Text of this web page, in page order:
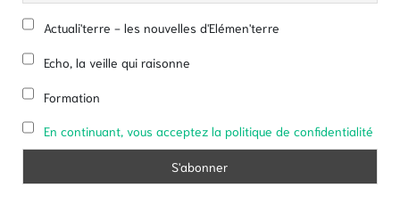
Actuali'terre - les nouvelles d'Elémen'terre
Echo, la veille qui raisonne
Formation
En continuant, vous acceptez la politique de confidentialité